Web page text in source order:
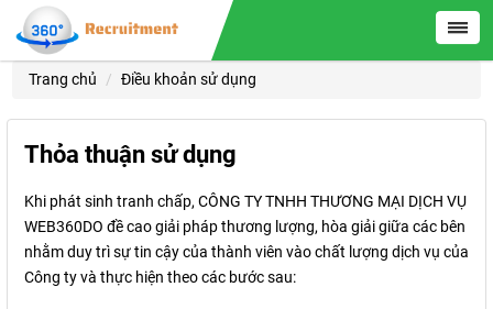
Trang chủ Điều khoản sử dụng
Thỏa thuận sử dụng
Khi phát sinh tranh chấp, CÔNG TY TNHH THƯƠNG MẠI DỊCH VỤ
WEB360DO đề cao giải pháp thương lượng, hòa giải giữa các bên
nhằm duy trì sự tin cậy của thành viên vào chất lượng dịch vụ của
Công ty và thực hiện theo các bước sau: